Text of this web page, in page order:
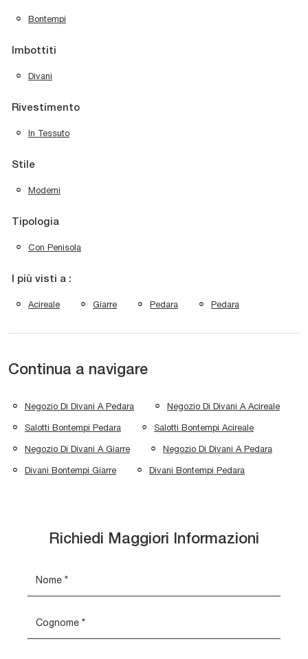
Bontempi
Imbottiti
Divani
Rivestimento
In Tessuto
Stile
Moderni
Tipologia
Con Penisola
I più visti a :
Acireale Giarre Pedara Pedara
Continua a navigare
Negozio Di Divani A Pedara Negozio Di Divani A Acireale
Salotti Bontempi Pedara Salotti Bontempi Acireale
Negozio Di Divani A Giarre Negozio Di Divani A Pedara
Divani Bontempi Giarre Divani Bontempi Pedara
Richiedi Maggiori Informazioni